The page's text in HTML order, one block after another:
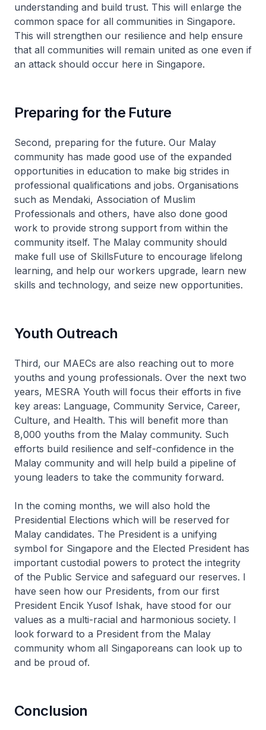
understanding and build trust. This will enlarge the
common space for all communities in Singapore.
This will strengthen our resilience and help ensure
that all communities will remain united as one even if
an attack should occur here in Singapore.
Preparing for the Future
Second, preparing for the future. Our Malay
community has made good use of the expanded
opportunities in education to make big strides in
professional qualifications and jobs. Organisations
such as Mendaki, Association of Muslim
Professionals and others, have also done good
work to provide strong support from within the
community itself. The Malay community should
make full use of SkillsFuture to encourage lifelong
learning, and help our workers upgrade, learn new
skills and technology, and seize new opportunities.
Youth Outreach
Third, our MAECs are also reaching out to more
youths and young professionals. Over the next two
years, MESRA Youth will focus their efforts in five
key areas: Language, Community Service, Career,
Culture, and Health. This will benefit more than
8,000 youths from the Malay community. Such
efforts build resilience and self-confidence in the
Malay community and will help build a pipeline of
young leaders to take the community forward.
In the coming months, we will also hold the
Presidential Elections which will be reserved for
Malay candidates. The President is a unifying
symbol for Singapore and the Elected President has
important custodial powers to protect the integrity
of the Public Service and safeguard our reserves. I
have seen how our Presidents, from our first
President Encik Yusof Ishak, have stood for our
values as a multi-racial and harmonious society. I
look forward to a President from the Malay
community whom all Singaporeans can look up to
and be proud of.
Conclusion